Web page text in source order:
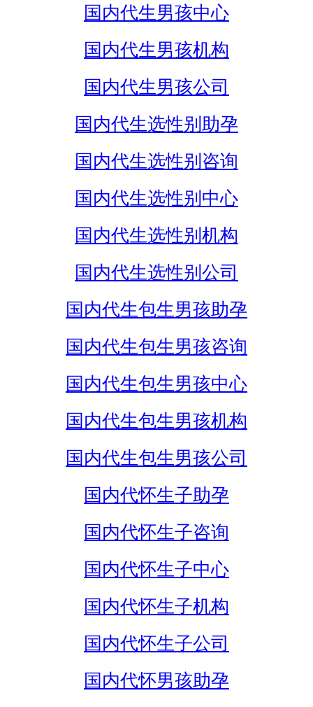
国内代生男孩中心
国内代生男孩机构
国内代生男孩公司
国内代生选性别助孕
国内代生选性别咨询
国内代生选性别中心
国内代生选性别机构
国内代生选性别公司
国内代生包生男孩助孕
国内代生包生男孩咨询
国内代生包生男孩中心
国内代生包生男孩机构
国内代生包生男孩公司
国内代怀生子助孕
国内代怀生子咨询
国内代怀生子中心
国内代怀生子机构
国内代怀生子公司
国内代怀男孩助孕